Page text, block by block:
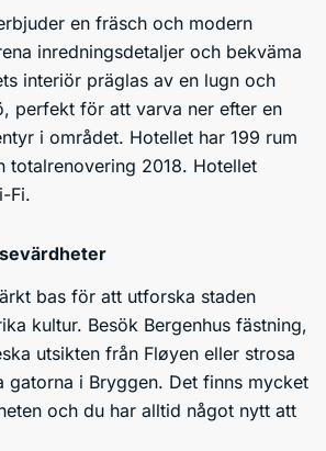
en fräsch och modern
inredningsdetaljer och bekväma
interiör präglas av en lugn och
perfekt för att varva ner efter en
i området. Hotellet har 199 rum
totalrenovering 2018. Hotellet
Fi.
bas för att utforska staden
kultur. Besök Bergenhus fästning,
utsikten från Fløyen eller strosa
gatorna i Bryggen. Det finns mycket
och du har alltid något nytt att